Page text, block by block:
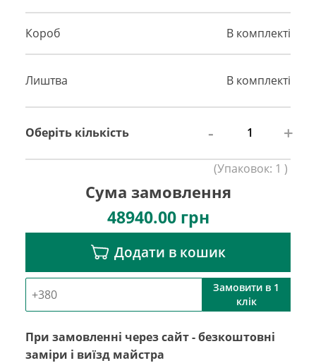
Короб В комплекті
Лиштва В комплекті
Оберіть кількість - +
(Упаковок: 1 )
Сума замовлення
48940.00грн
Додати в кошик
Замовити в 1
клік
При замовленні через сайт - безкоштовні
заміри і виїзд майстра